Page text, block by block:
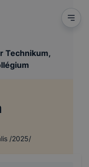
Technikum,
/2025/